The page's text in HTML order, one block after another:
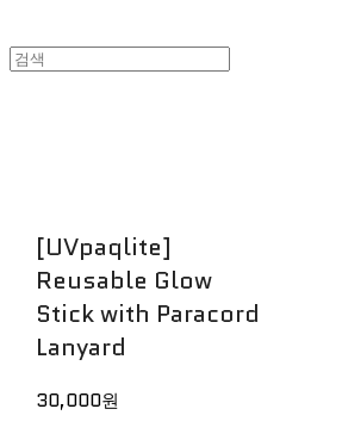
[UVpaqlite]
Reusable Glow
Stick with Paracord
Lanyard
30,000원